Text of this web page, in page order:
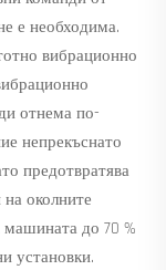
е необходима.
вибрационно
отнема по-
непрекъснато
предотвратява
околните
машината до 70 %
установки.